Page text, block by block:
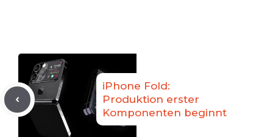
iPhone Fold:
Produktion erster
Komponenten beginnt